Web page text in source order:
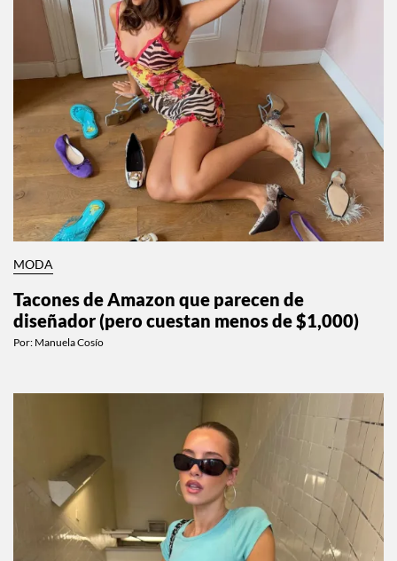
MODA
Tacones de Amazon que parecen de
diseñador (pero cuestan menos de $1,000)
Por: Manuela Cosío